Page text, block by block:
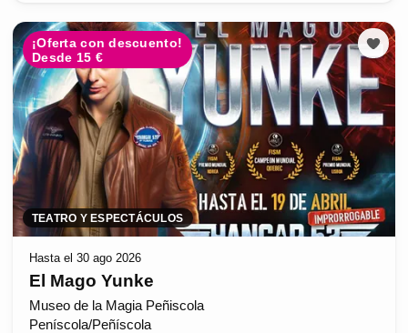
¡Oferta con descuento!
Desde 15 €
TEATRO Y ESPECTÁCULOS
Hasta el 30 ago 2026
El Mago Yunke
Museo de la Magia Peñiscola
Peníscola/Peñíscola